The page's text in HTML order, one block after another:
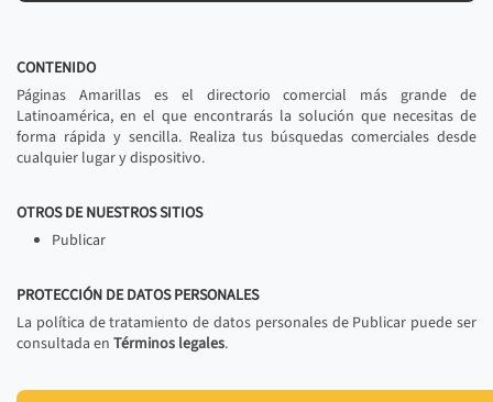
CONTENIDO
Páginas Amarillas es el directorio comercial más grande de
Latinoamérica, en el que encontrarás la solución que necesitas de
forma rápida y sencilla. Realiza tus búsquedas comerciales desde
cualquier lugar y dispositivo.
OTROS DE NUESTROS SITIOS
Publicar
PROTECCIÓN DE DATOS PERSONALES
La política de tratamiento de datos personales de Publicar puede ser
consultada en Términos legales.